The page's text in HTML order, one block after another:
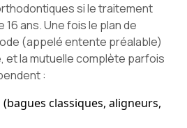
si le traitement
16 ans. Une fois le plan de
(appelé entente préalable)
et la mutuelle complète parfois
:
(bagues classiques, aligneurs,